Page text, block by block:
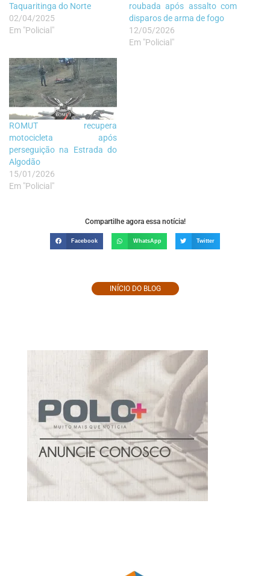
Taquaritinga do Norte
02/04/2025
Em "Policial"
roubada após assalto com
disparos de arma de fogo
12/05/2026
Em "Policial"
ROMUT recupera
motocicleta após
perseguição na Estrada do
Algodão
15/01/2026
Em "Policial"
Compartilhe agora essa notícia!
Facebook WhatsApp Twitter
INÍCIO DO BLOG